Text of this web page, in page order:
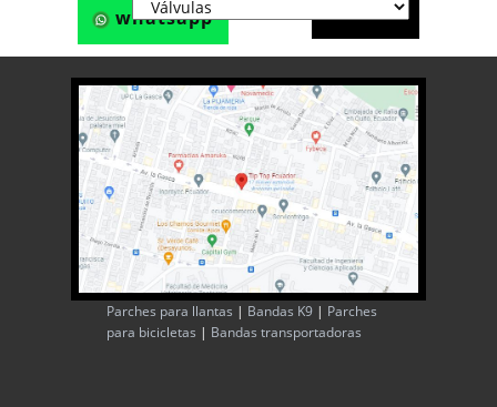
whatsapp Teléfono
Parches para llantas | Bandas K9 | Parches
para bicicletas | Bandas transportadoras